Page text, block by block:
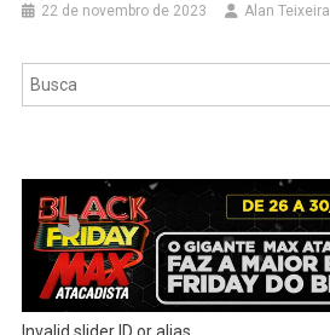
22 de novembro de 2023 Alan Teixeira
Pesquisar